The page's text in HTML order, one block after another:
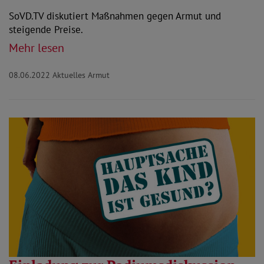
SoVD.TV diskutiert Maßnahmen gegen Armut und
steigende Preise.
Mehr lesen
08.06.2022 Aktuelles Armut